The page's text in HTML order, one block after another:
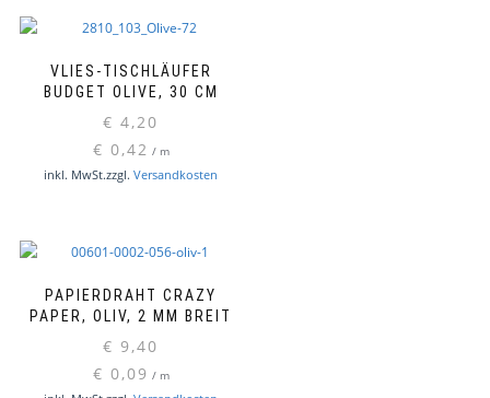
VLIES-TISCHLÄUFER
BUDGET OLIVE, 30 CM
€ 4,20
€ 0,42 / m
inkl. MwSt.zzgl. Versandkosten
PAPIERDRAHT CRAZY
PAPER, OLIV, 2 MM BREIT
€ 9,40
€ 0,09 / m